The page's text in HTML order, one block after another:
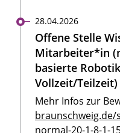
28.04.2026
Offene Stelle
Mitarbeiter*in
basierte Robotik
Vollzeit/Teilzeit)
Mehr Infos zur
normal-20-1-8-1-